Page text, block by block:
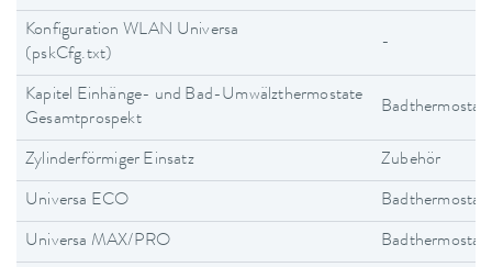
Konfiguration WLAN Universa
(pskCfg.txt)
-
Kapitel Einhänge- und Bad-Umwälzthermostate
Gesamtprospekt
Zylinderförmiger Einsatz Zubehör
Universa ECO
Universa MAX/PRO